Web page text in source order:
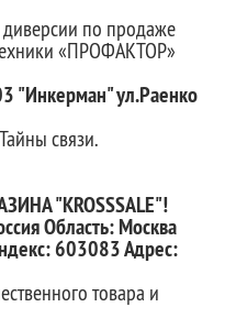
по продаже
«ПРОФАКТОР»
"Инкерман" ул.Раенко
связи.
"KROSSSALE"!
Область: Москва
603083 Адрес:
товара и